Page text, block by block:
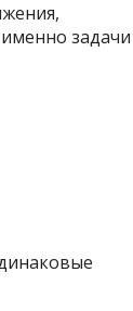
задачи